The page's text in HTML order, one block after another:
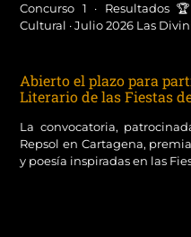
Concurso 1 · Resultados
Cultural · Julio 2026 Las
Abierto el plazo para
Literario de las Fiestas
La convocatoria,
Repsol en Cartagena,
y poesía inspiradas en las